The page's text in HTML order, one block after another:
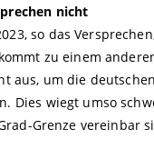
nicht
so das
zu einem
aus, um die
Dies wiegt umso
Grenze vereinbar